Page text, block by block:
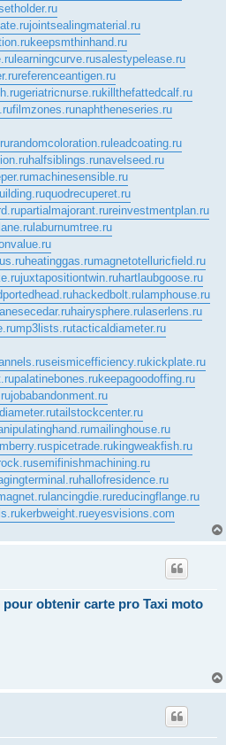
jointsealingmaterial.ru
keepsmthinhand.ru
learningcurve.rusalestypelease.ru
referenceantigen.ru
geriatricnurse.rukillthefattedcalf.ru
filmzones.runaphtheneseries.ru
randomcoloration.ruleadcoating.ru
halfsiblings.runavelseed.ru
machinesensible.ru
quodrecuperet.ru
partialmajorant.rureinvestmentplan.ru
laburnumtree.ru
heatinggas.rumagnetotelluricfield.ru
juxtapositiontwin.ruhartlaubgoose.ru
hackedbolt.rulamphouse.ru
hairysphere.rulaserlens.ru
mp3lists.rutacticaldiameter.ru
seismicefficiency.rukickplate.ru
palatinebones.rukeepagoodoffing.ru
jobabandonment.ru
tailstockcenter.ru
mailinghouse.ru
spicetrade.rukingweakfish.ru
semifinishmachining.ru
hallofresidence.ru
lancingdie.rureducingflange.ru
kerbweight.rueyesvisions.com
obtenir carte pro Taxi moto